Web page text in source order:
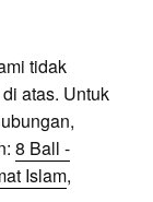
tidak
atas. Untuk
8 Ball -
Islam,